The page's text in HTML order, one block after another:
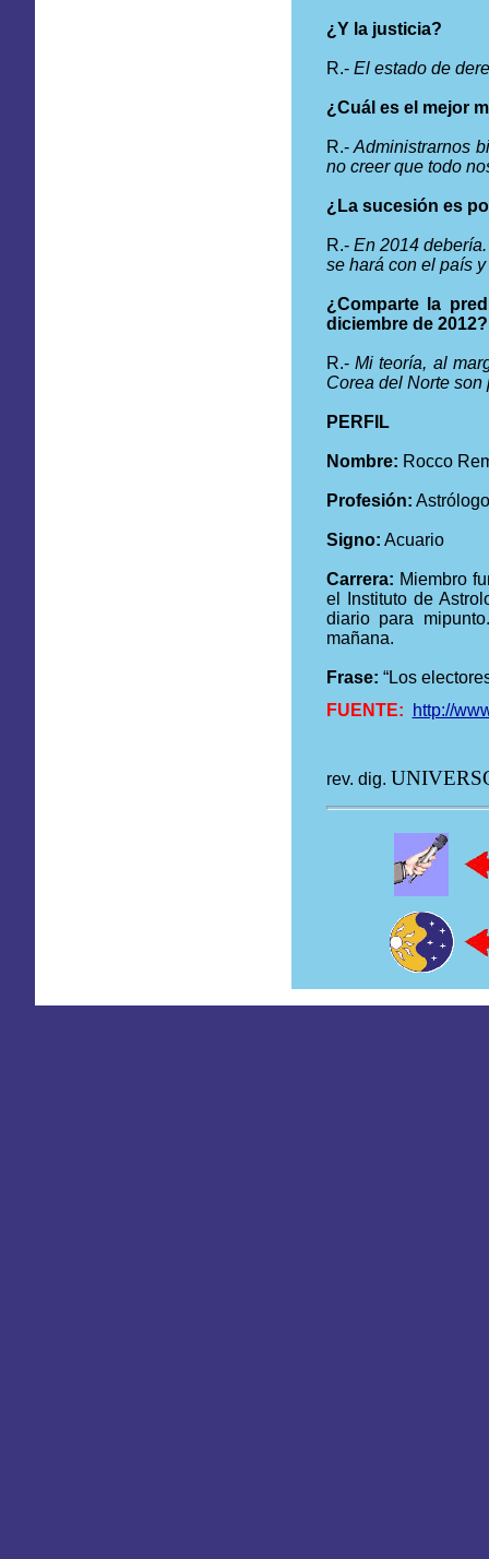
¿Y la justicia?
R.- El estado de
¿Cuál es el mejor
R.-Administrarnos
no creer que todo
¿La sucesión es
R.- En 2014
se hará con el país
¿Comparte la
diciembre de 2012?
R.- Mi teoría, al
Corea del Norte son
PERFIL
Nombre: Rocco
Profesión: Astrólogo
Signo: Acuario
Carrera: Miembro
el Instituto de
diario para
mañana.
Frase: “Los
FUENTE:
http://
rev. dig.